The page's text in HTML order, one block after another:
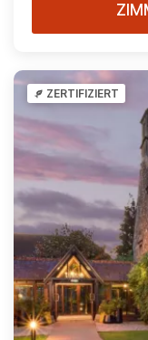
ZERTIFIZIERT